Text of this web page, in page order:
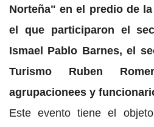
Norteña" en el predio de
el que participaron el
Ismael Pablo Barnes, el
Turismo Ruben
agrupacionees y
Este evento tiene el